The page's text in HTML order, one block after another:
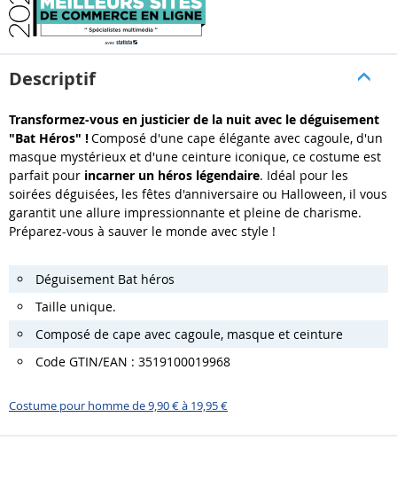
Descriptif
Transformez-vous en justicier de la nuit avec le déguisement
"Bat Héros" !Composé d'une cape élégante avec cagoule, d'un
masque mystérieux et d'une ceinture iconique, ce costume est
parfait pour incarner un héros légendaire. Idéal pour les
soirées déguisées, les fêtes d'anniversaire ou Halloween, il vous
garantit une allure impressionnante et pleine de charisme.
Préparez-vous à sauver le monde avec style !
Déguisement Bat héros
Taille unique.
Composé de cape avec cagoule, masque et ceinture
Code GTIN/EAN : 3519100019968
Costume pour homme de 9,90 € à 19,95 €